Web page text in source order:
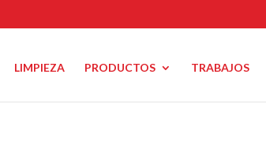
LIMPIEZA PRODUCTOS TRABAJOS